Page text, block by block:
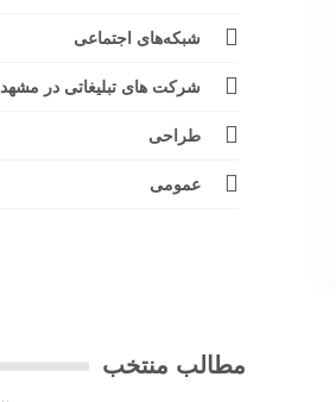
شبکه‌های اجتماعی
شرکت های تبلیغاتی در مشهد
طراحی
عمومی
مطالب منتخب